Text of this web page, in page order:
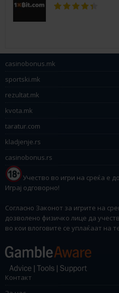
casinobonus.mk
sportski.mk
rezultat.mk
kvota.mk
taratur.com
kladjenje.rs
casinobonus.rs
Учество во игри на среќа е
Играј одговорно!
Согласно Законот за игрите на
дозволено физичко лице да
во кои влоговите се уплаќаат на
Контакт